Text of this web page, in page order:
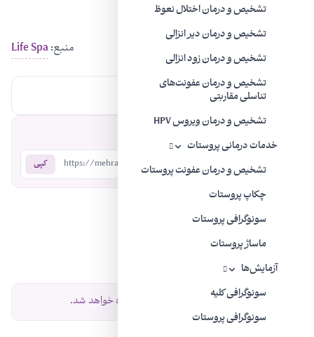
تشخیص و درمان اختلال نعوظ
تشخیص و درمان دیر انزالی
تشخیص و درمان زود انزالی
تشخیص و درمان عفونت‌های
تناسلی مقاربتی
تشخیص و درمان ویروس HPV
خدمات درمانی پروستات
تشخیص و درمان عفونت پروستات
چکاپ پروستات
سونوگرافی پروستات
ماساژ پروستات
آزمایش‌ها
سونوگرافی کلیه
سونوگرافی پروستات
منبع:Life Spa
برچسب‌ها: سلامت مردان
https://mehradodc.com/?p=838 کپی
نظرات
نظرات خود را با ما به اشتراک بگذارید.
نظر شما پس از تایید نمایش داده خواهد شد.